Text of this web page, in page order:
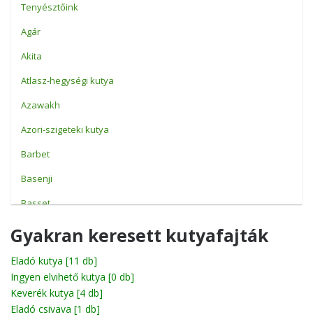
Tenyésztőink
Agár
Akita
Atlasz-hegységi kutya
Azawakh
Azori-szigeteki kutya
Barbet
Basenji
Basset
Beagle
Billy
Boerboel
Gyakran keresett kutyafajták
Eladó kutya [11 db]
Ingyen elvihető kutya [0 db]
Keverék kutya [4 db]
Eladó csivava [1 db]